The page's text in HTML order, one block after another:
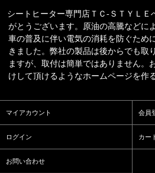
シートヒーター専門店ＴＣ‐ＳＴＹＬＥ
がとうございます。原油の高騰などに
車の普及に伴い電気の消耗を防ぐため
きました。弊社の製品は後からでも取
ますが、取付は簡単ではありません。
けして頂けるようなホームページを作
マイアカウント 会員
ログイン カー
お問い合わせ